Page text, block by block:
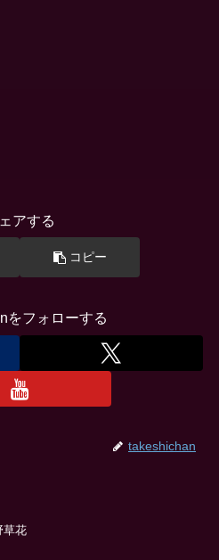
アする
コピー
をフォローする
takeshichan
草花